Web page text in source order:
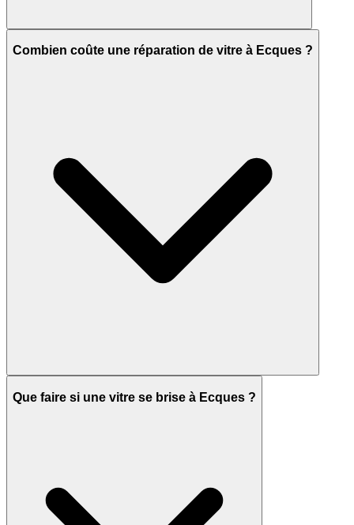
Combien coûte une réparation de vitre à Ecques ?
Que faire si une vitre se brise à Ecques ?